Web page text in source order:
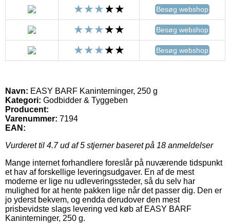
Besøg webshop
Besøg webshop
Besøg webshop
Navn: EASY BARF Kaninterninger, 250 g
Kategori: Godbidder & Tyggeben
Producent:
Varenummer: 7194
EAN:
Vurderet til 4.7ud af 5 stjerner baseret på 18 anmeldelser
Mange internet forhandlere foreslår på nuværende tidspunkt
et hav af forskellige leveringsudgaver. En af de mest
moderne er lige nu udleveringssteder, så du selv har
mulighed for at hente pakken lige når det passer dig. Den er
jo yderst bekvem, og endda derudover den mest
prisbevidste slags levering ved køb af EASY BARF
Kaninterninger, 250 g.